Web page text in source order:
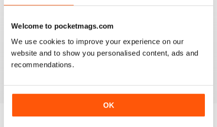
Welcome to pocketmags.com
We use cookies to improve your experience on our
website and to show you personalised content, ads and
recommendations.
OK
AIR INTERNATIONAL
good as it is